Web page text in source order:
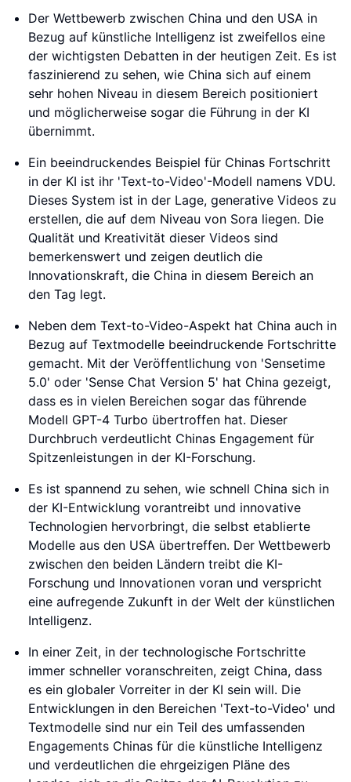
Der Wettbewerb zwischen China und den USA in
Bezug auf künstliche Intelligenz ist zweifellos eine
der wichtigsten Debatten in der heutigen Zeit. Es ist
faszinierend zu sehen, wie China sich auf einem
sehr hohen Niveau in diesem Bereich positioniert
und möglicherweise sogar die Führung in der KI
übernimmt.
Ein beeindruckendes Beispiel für Chinas Fortschritt
in der KI ist ihr 'Text-to-Video'-Modell namens VDU.
Dieses System ist in der Lage, generative Videos zu
erstellen, die auf dem Niveau von Sora liegen. Die
Qualität und Kreativität dieser Videos sind
bemerkenswert und zeigen deutlich die
Innovationskraft, die China in diesem Bereich an
den Tag legt.
Neben dem Text-to-Video-Aspekt hat China auch in
Bezug auf Textmodelle beeindruckende Fortschritte
gemacht. Mit der Veröffentlichung von 'Sensetime
5.0' oder 'Sense Chat Version 5' hat China gezeigt,
dass es in vielen Bereichen sogar das führende
Modell GPT-4 Turbo übertroffen hat. Dieser
Durchbruch verdeutlicht Chinas Engagement für
Spitzenleistungen in der KI-Forschung.
Es ist spannend zu sehen, wie schnell China sich in
der KI-Entwicklung vorantreibt und innovative
Technologien hervorbringt, die selbst etablierte
Modelle aus den USA übertreffen. Der Wettbewerb
zwischen den beiden Ländern treibt die KI-
Forschung und Innovationen voran und verspricht
eine aufregende Zukunft in der Welt der künstlichen
Intelligenz.
In einer Zeit, in der technologische Fortschritte
immer schneller voranschreiten, zeigt China, dass
es ein globaler Vorreiter in der KI sein will. Die
Entwicklungen in den Bereichen 'Text-to-Video' und
Textmodelle sind nur ein Teil des umfassenden
Engagements Chinas für die künstliche Intelligenz
und verdeutlichen die ehrgeizigen Pläne des